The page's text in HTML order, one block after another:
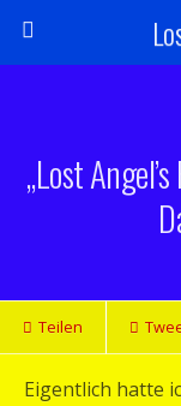
„Lost
Teilen
Eigentlich hatte